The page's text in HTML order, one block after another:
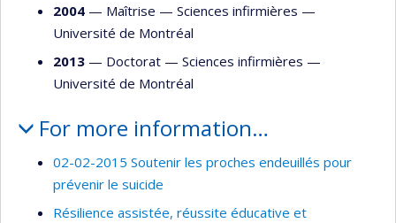
2004 — Maîtrise — Sciences infirmières —
Université de Montréal
2013 — Doctorat — Sciences infirmières —
Université de Montréal
For more information…
02-02-2015 Soutenir les proches endeuillés pour
prévenir le suicide
Résilience assistée, réussite éducative et